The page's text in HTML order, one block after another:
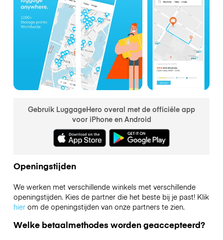
Gebruik LuggageHero overal met de officiële app
voor iPhone en Android
Openingstijden
We werken met verschillende winkels met verschillende
openingstijden. Kies de partner die het beste bij je past! Klik
hierom de openingstijden van onze partners te zien.
Welke betaalmethodes worden geaccepteerd?